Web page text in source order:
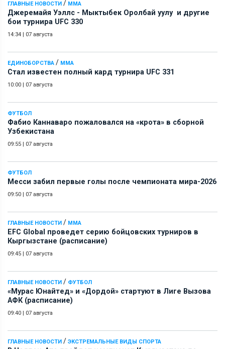
ГЛАВНЫЕ НОВОСТИ / ММА
Джеремайя Уэллс - Мыктыбек Оролбай уулу и другие
бои турнира UFC 330
14:34 | 07 августа
ЕДИНОБОРСТВА / ММА
Стал известен полный кард турнира UFC 331
10:00 | 07 августа
ФУТБОЛ
Фабио Каннаваро пожаловался на «крота» в сборной
Узбекистана
09:55 | 07 августа
ФУТБОЛ
Месси забил первые голы после чемпионата мира-2026
09:50 | 07 августа
ГЛАВНЫЕ НОВОСТИ / ММА
EFC Global проведет серию бойцовских турниров в
Кыргызстане (расписание)
09:45 | 07 августа
ГЛАВНЫЕ НОВОСТИ / ФУТБОЛ
«Мурас Юнайтед» и «Дордой» стартуют в Лиге Вызова
АФК (расписание)
09:40 | 07 августа
ГЛАВНЫЕ НОВОСТИ / ЭКСТРЕМАЛЬНЫЕ ВИДЫ СПОРТА